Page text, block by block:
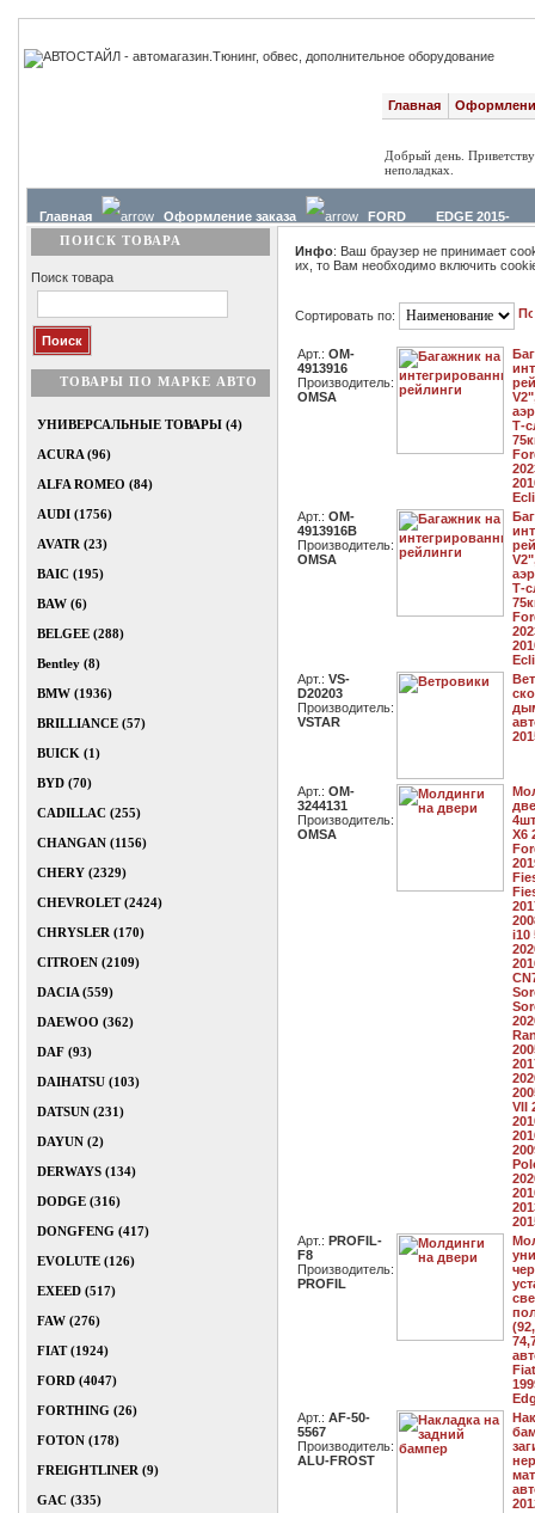
Главная
Добрый день.
неполадках.
Главная Оформление заказа FORD
EDGE 2015-
ПОИСК ТОВАРА
Поиск товара
ТОВАРЫ ПО МАРКЕ АВТО
УНИВЕРСАЛЬНЫЕ ТОВАРЫ (4)
ACURA (96)
ALFA ROMEO (84)
AUDI (1756)
AVATR (23)
BAIC (195)
BAW (6)
BELGEE (288)
Bentley (8)
BMW (1936)
BRILLIANCE (57)
BUICK (1)
BYD (70)
CADILLAC (255)
CHANGAN (1156)
CHERY (2329)
CHEVROLET (2424)
CHRYSLER (170)
CITROEN (2109)
DACIA (559)
DAEWOO (362)
DAF (93)
DAIHATSU (103)
DATSUN (231)
DAYUN (2)
DERWAYS (134)
DODGE (316)
DONGFENG (417)
EVOLUTE (126)
EXEED (517)
FAW (276)
FIAT (1924)
FORD (4047)
FORTHING (26)
FOTON (178)
FREIGHTLINER (9)
GAC (335)
Инфо: Ваш браузер не принимает
их, то Вам необходимо включить
Сортировать по:
Арт.: OM-
4913916
Производитель:
OMSA
Т-
Арт.: OM-
4913916B
Производитель:
OMSA
Т-
Арт.: VS-
D20203
Производитель:
VSTAR
Арт.: OM-
3244131
Производитель:
OMSA
X6
i10
VII
Арт.: PROFIL-
F8
Производитель:
PROFIL
Арт.: AF-50-
5567
Производитель:
ALU-FROST